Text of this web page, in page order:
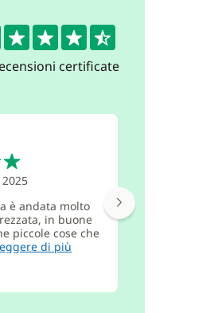
certificate
è andata molto
in buone
piccole cose che
di più